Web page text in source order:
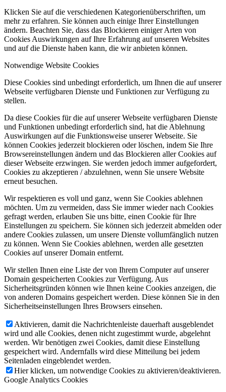
Klicken Sie auf die verschiedenen Kategorienüberschriften, um
mehr zu erfahren. Sie können auch einige Ihrer Einstellungen
ändern. Beachten Sie, dass das Blockieren einiger Arten von
Cookies Auswirkungen auf Ihre Erfahrung auf unseren Websites
und auf die Dienste haben kann, die wir anbieten können.
Notwendige Website Cookies
Diese Cookies sind unbedingt erforderlich, um Ihnen die auf unserer
Webseite verfügbaren Dienste und Funktionen zur Verfügung zu
stellen.
Da diese Cookies für die auf unserer Webseite verfügbaren Dienste
und Funktionen unbedingt erforderlich sind, hat die Ablehnung
Auswirkungen auf die Funktionsweise unserer Webseite. Sie
können Cookies jederzeit blockieren oder löschen, indem Sie Ihre
Browsereinstellungen ändern und das Blockieren aller Cookies auf
dieser Webseite erzwingen. Sie werden jedoch immer aufgefordert,
Cookies zu akzeptieren / abzulehnen, wenn Sie unsere Website
erneut besuchen.
Wir respektieren es voll und ganz, wenn Sie Cookies ablehnen
möchten. Um zu vermeiden, dass Sie immer wieder nach Cookies
gefragt werden, erlauben Sie uns bitte, einen Cookie für Ihre
Einstellungen zu speichern. Sie können sich jederzeit abmelden oder
andere Cookies zulassen, um unsere Dienste vollumfänglich nutzen
zu können. Wenn Sie Cookies ablehnen, werden alle gesetzten
Cookies auf unserer Domain entfernt.
Wir stellen Ihnen eine Liste der von Ihrem Computer auf unserer
Domain gespeicherten Cookies zur Verfügung. Aus
Sicherheitsgründen können wie Ihnen keine Cookies anzeigen, die
von anderen Domains gespeichert werden. Diese können Sie in den
Sicherheitseinstellungen Ihres Browsers einsehen.
Aktivieren, damit die Nachrichtenleiste dauerhaft ausgeblendet
wird und alle Cookies, denen nicht zugestimmt wurde, abgelehnt
werden. Wir benötigen zwei Cookies, damit diese Einstellung
gespeichert wird. Andernfalls wird diese Mitteilung bei jedem
Seitenladen eingeblendet werden.
Hier klicken, um notwendige Cookies zu aktivieren/deaktivieren.
Google Analytics Cookies